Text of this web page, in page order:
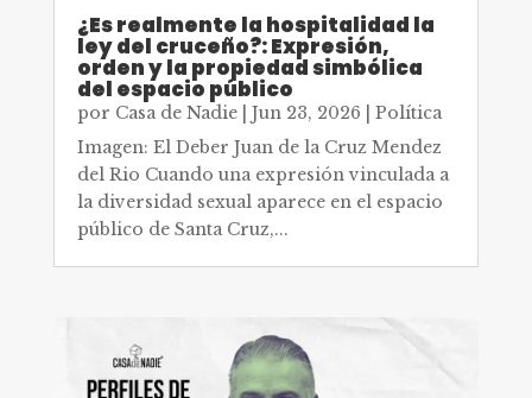
¿Es realmente la hospitalidad la
ley del cruceño?: Expresión,
orden y la propiedad simbólica
del espacio público
por Casa de Nadie| Jun 23, 2026
Política
Imagen: El Deber Juan de la Cruz Mendez
del Rio Cuando una expresión vinculada a
la diversidad sexual aparece en el espacio
público de Santa Cruz,...